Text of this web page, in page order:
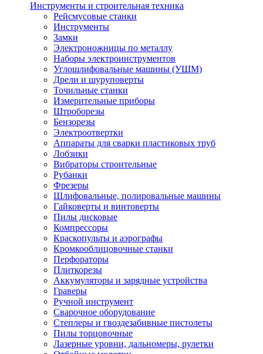
Инструменты и строительная техника
Рейсмусовые станки
Инструменты
Замки
Электроножницы по металлу
Наборы электроинструментов
Углошлифовальные машины (УШМ)
Дрели и шуруповерты
Точильные станки
Измерительные приборы
Штроборезы
Бензорезы
Электроотвертки
Аппараты для сварки пластиковых труб
Лобзики
Вибраторы строительные
Рубанки
Фрезеры
Шлифовальные, полировальные машины
Гайковерты и винтоверты
Пилы дисковые
Компрессоры
Краскопульты и аэрографы
Кромкооблицовочные станки
Перфораторы
Плиткорезы
Аккумуляторы и зарядные устройства
Граверы
Ручной инструмент
Сварочное оборудование
Степлеры и гвоздезабивные пистолеты
Пилы торцовочные
Лазерные уровни, дальномеры, рулетки